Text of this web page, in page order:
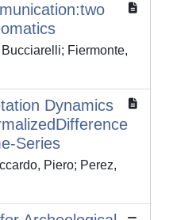
Fiermonte,
Dynamics
Series
Piero; Perez,